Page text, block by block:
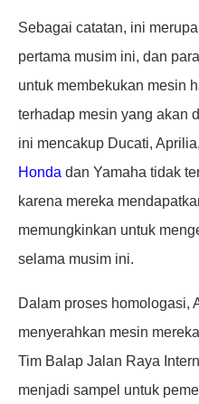
Sebagai catatan, ini
pertama musim ini, dan
untuk membekukan mesin
terhadap mesin yang akan
ini mencakup Ducati,
Honda dan Yamaha tidak
karena mereka
memungkinkan untuk
selama musim ini.
Dalam proses homologasi,
menyerahkan mesin
Tim Balap Jalan Raya
menjadi sampel untuk